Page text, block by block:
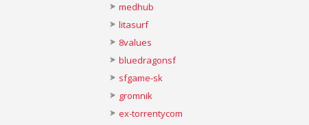
medhub
litasurf
8values
bluedragonsf
sfgame-sk
gromnik
ex-torrentycom